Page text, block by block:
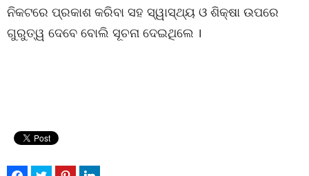
ନିକଟରେ ପ୍ରକାଶ କରିବା ସହ ସ୍ୱାସ୍ଥ୍ୟ ଓ ଶିକ୍ଷା ଉପରେ
ଗୁରୁତ୍ୱ ଦେବେ ବୋଲି ସୂଚନା ଦେଇଥିଲେ ।